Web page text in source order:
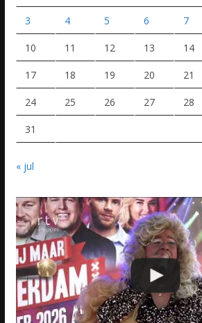
3 4 5 6 7
10 11 12 13 14
17 18 19 20 21
24 25 26 27 28
31
« jul